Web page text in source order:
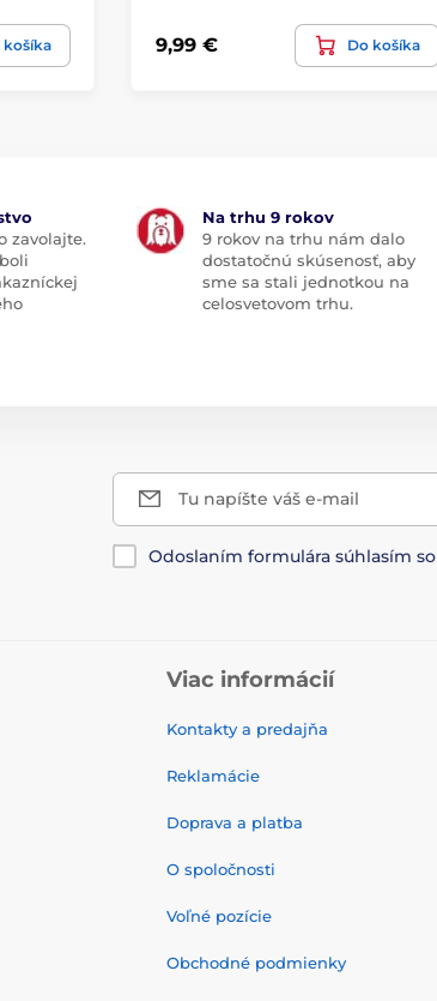
košíka 9,99 € Do košíka
zavolajte.
Na trhu 9 rokov
9 rokov na trhu nám dalo
dostatočnú skúsenosť, aby
sme sa stali jednotkou na
celosvetovom trhu.
Tu napíšte váš e-mail
Odoslaním formulára súhlasím so
Viac informácií
Kontakty a predajňa
Reklamácie
Doprava a platba
O spoločnosti
Voľné pozície
Obchodné podmienky